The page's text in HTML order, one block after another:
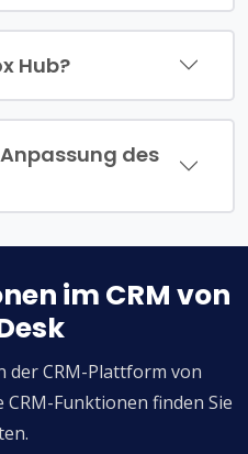
Hub?
des
im CRM von
der CRM-Plattform von
Funktionen finden Sie